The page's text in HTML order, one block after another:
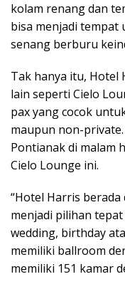
kolam renang dan
bisa menjadi
senang berburu
Tak hanya itu, Hotel
lain seperti Cielo
pax yang cocok
maupun non-
Pontianak di malam
Cielo Lounge ini.
“Hotel Harris
menjadi pilihan
wedding, birthday
memiliki ballroom
memiliki 151 kamar